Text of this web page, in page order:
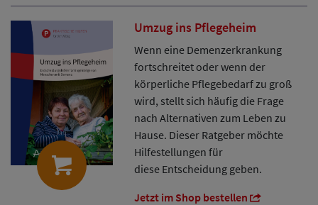
Umzug ins Pflegeheim
Wenn eine Demenzerkrankung
fortschreitet oder wenn der
körperliche Pflegebedarf zu groß
wird, stellt sich häufig die Frage
nach Alternativen zum Leben zu
Hause. Dieser Ratgeber möchte
Hilfestellungen für
diese Entscheidung geben.
Jetzt im Shop bestellen